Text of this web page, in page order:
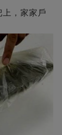
，家家戶